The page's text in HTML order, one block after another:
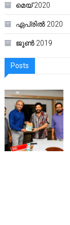
മെയ്‌ 2020
ഏപ്രിൽ 2020
ജൂൺ 2019
Posts